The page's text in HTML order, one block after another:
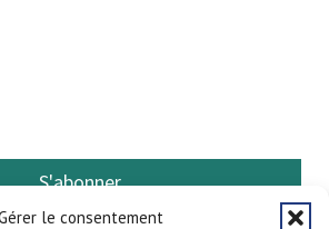
le consentement
S'abonner